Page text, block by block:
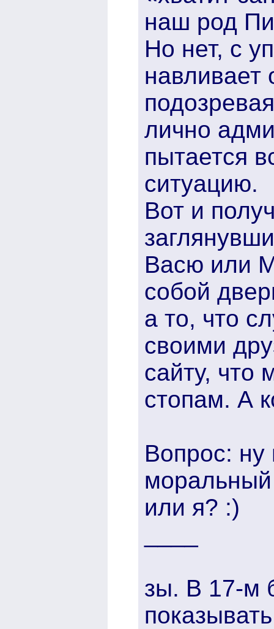
наш род
Но нет, с
навливает
лично
пытается
ситуацию.
Вот и
Васю или
собой
а то, что
своими
сайту, что
стопам. А
Вопрос: ну
или я? :)
зы. В 17-м